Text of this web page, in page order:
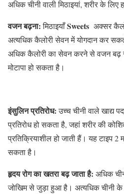
अधिक चीनी वाली मिठाइयां, शरीर के लिए
वजन बढ़ना:मिठाइयाँSweets अक्सर
अत्यधिक कैलोरी सेवन में योगदान कर
अधिक कैलोरी का सेवन करने से वजन
मोटापा हो सकता है।
इंसुलिन प्रतिरोध:उच्च चीनी वाले खाद्य
प्रतिरोध हो सकता है, जहां शरीर की
प्रतिक्रियाशील हो जाती हैं। यह टाइप
सकता है।
हृदय रोग का खतरा बढ़ जाता है: अधिक
जोखिम से जुड़ा हुआ है। अत्यधिक चीनी के